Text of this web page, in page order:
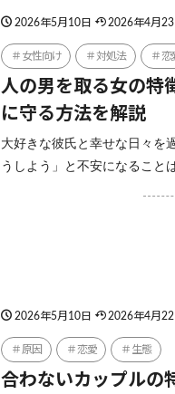
2026年5月10日 2026年4月23
女性向け 対処法 恋
人の男を取る女の特
に守る方法を解説
大好きな彼氏と幸せな日々を
うしよう」と不安になること
2026年5月10日 2026年4月22
原因 恋愛 生態
合わないカップルの